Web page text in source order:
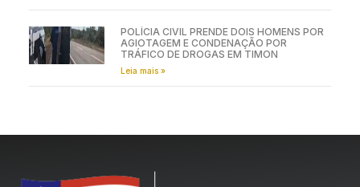
POLÍCIA CIVIL PRENDE DOIS HOMENS POR
AGIOTAGEM E CONDENAÇÃO POR
TRÁFICO DE DROGAS EM TIMON
Leia mais »